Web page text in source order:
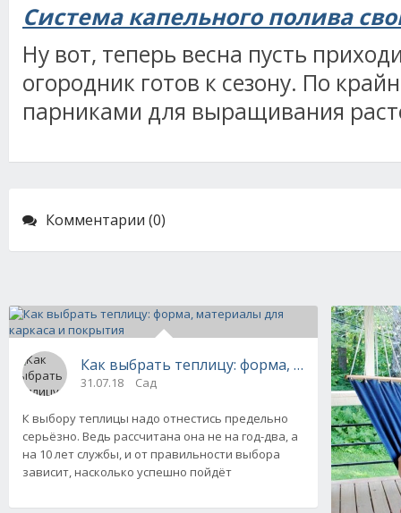
Система капельного полива
Ну вот, теперь весна пусть
огородник готов к сезону. По
парниками для выращивания
Комментарии (0)
Как выбрать теплицу: форма, материалы
31.07.18 Сад
К выбору теплицы надо отнестись предельно
серьёзно. Ведь рассчитана она не на год-два, а
на 10 лет службы, и от правильности выбора
зависит, насколько успешно пойдёт